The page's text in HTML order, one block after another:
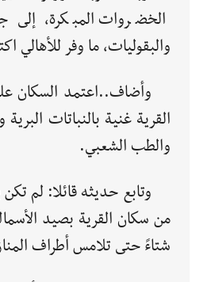
الخضروات المبكرة، إلى
والبقوليات، ما وفر للأهالي
وأضاف..اعتمد السكان
القرية غنية بالنباتات
والطب الشعبي.
وتابع حديثه قائلا: لم
من سكان القرية بصيد
شتاءً حتى تلامس أطراف